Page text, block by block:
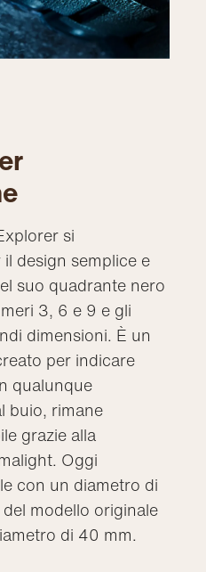
si
design semplice e
suo quadrante nero
3, 6 e 9 e gli
dimensioni. È un
per indicare
qualunque
buio, rimane
grazie alla
Oggi
con un diametro di
modello originale
di 40 mm.